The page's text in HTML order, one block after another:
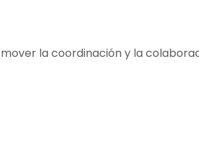
la coordinación y la